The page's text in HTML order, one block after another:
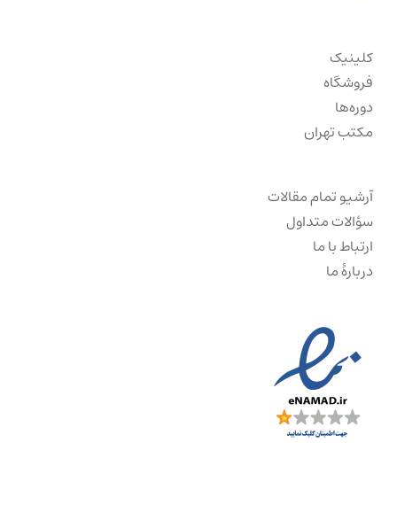
کلینیک
فروشگاه
دوره‌ها
مکتب تهران
آرشیو تمام مقالات
سؤالات متداول
ارتباط با ما
دربارهٔ ما